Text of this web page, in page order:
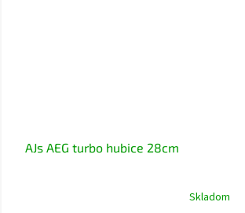
AJs AEG turbo hubice 28cm
Skladom